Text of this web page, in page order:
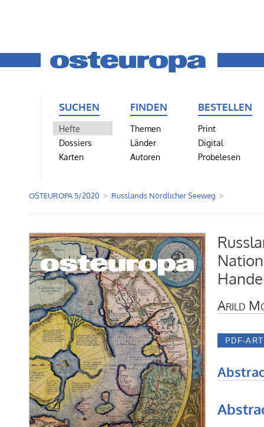
SUCHEN
Hefte
Dossiers
Karten
FINDEN
Themen
Länder
Autoren
BESTELLEN
Print
Digital
Probelesen
OSTEUROPA 5/2020 Russlands Nördlicher Seeweg
Arild